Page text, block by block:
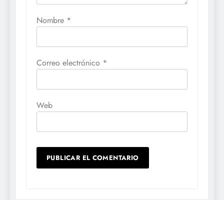
Nombre *
Correo electrónico *
Web